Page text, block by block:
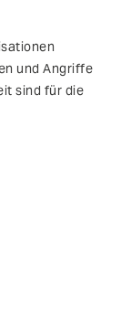
und Angriffe
sind für die